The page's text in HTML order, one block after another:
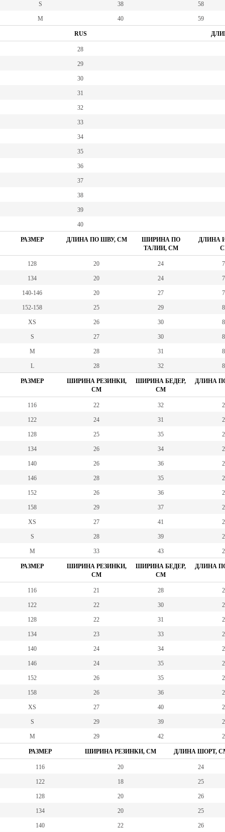
S 38 58
M 40 59
RUS
28
29
30
31
32
33
34
35
36
37
38
39
40
РАЗМЕР ДЛИНА ПО ШВУ, СМ
ШИРИНА ПО
ТАЛИИ, СМ
ДЛИНА
128 20 24
134 20 24
140-146 20 27
152-158 25 29
XS 26 30
S 27 30
M 28 31
L 28 32
РАЗМЕР
ШИРИНА РЕЗИНКИ,
СМ
ШИРИНА БЕДЕР,
СМ
ДЛИНА
116 22 32
122 24 31
128 25 35
134 26 34
140 26 36
146 28 35
152 26 36
158 29 37
XS 27 41
S 28 39
M 33 43
РАЗМЕР
ШИРИНА РЕЗИНКИ,
СМ
ШИРИНА БЕДЕР,
СМ
ДЛИНА
116 21 28
122 22 30
128 22 31
134 23 33
140 24 34
146 24 35
152 26 35
158 26 36
XS 27 40
S 29 39
M 29 42
РАЗМЕР ШИРИНА РЕЗИНКИ, СМ ДЛИНА ШОРТ,
116 20 24
122 18 25
128 20 26
134 20 25
140 22 26